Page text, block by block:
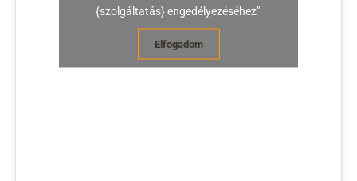
{szolgáltatás} engedélyezéséhez"
Elfogadom